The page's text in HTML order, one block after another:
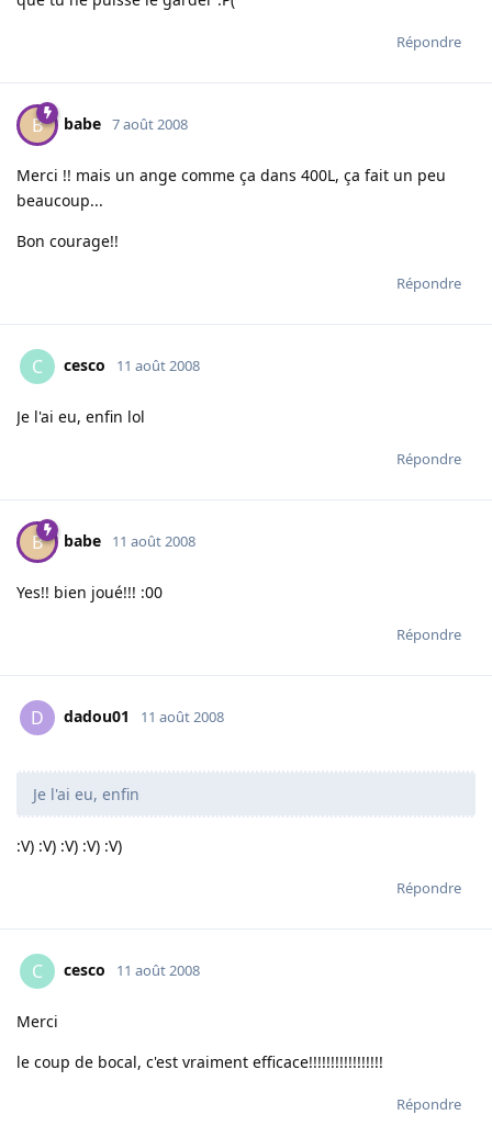
Répondre
B babe 7 août 2008
Merci !! mais un ange comme ça dans 400L, ça fait un peu
beaucoup...
Bon courage!!
Répondre
C cesco 11 août 2008
Je l'ai eu, enfin lol
Répondre
B babe 11 août 2008
Yes!! bien joué!!! :00
Répondre
D dadou01 11 août 2008
Je l'ai eu, enfin
:V) :V) :V) :V) :V)
Répondre
C cesco 11 août 2008
Merci
le coup de bocal, c'est vraiment efficace!!!!!!!!!!!!!!!!!
Répondre